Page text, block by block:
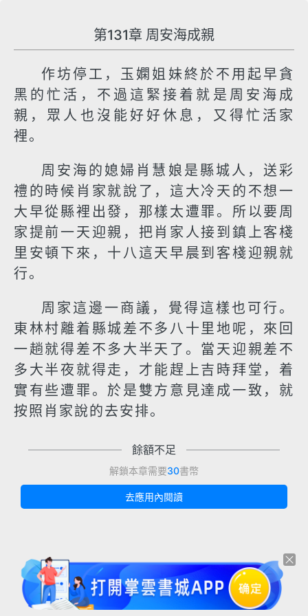
第131章 周安海成親
作坊停工，玉嫻姐妹終於不用起早貪
黑的忙活，不過這緊接着就是周安海成
親，眾人也沒能好好休息，又得忙活家
裡。
周安海的媳婦肖慧娘是縣城人，送彩
禮的時候肖家就說了，這大冷天的不想一
大早從縣裡出發，那樣太遭罪。所以要周
家提前一天迎親，把肖家人接到鎮上客棧
里安頓下來，十八這天早晨到客棧迎親就
行。
周家這邊一商議，覺得這樣也可行。
東林村離着縣城差不多八十里地呢，來回
一趟就得差不多大半天了。當天迎親差不
多大半夜就得走，才能趕上吉時拜堂，着
實有些遭罪。於是雙方意見達成一致，就
按照肖家說的去安排。
餘額不足
解鎖本章需要30書幣
去應用內閱讀